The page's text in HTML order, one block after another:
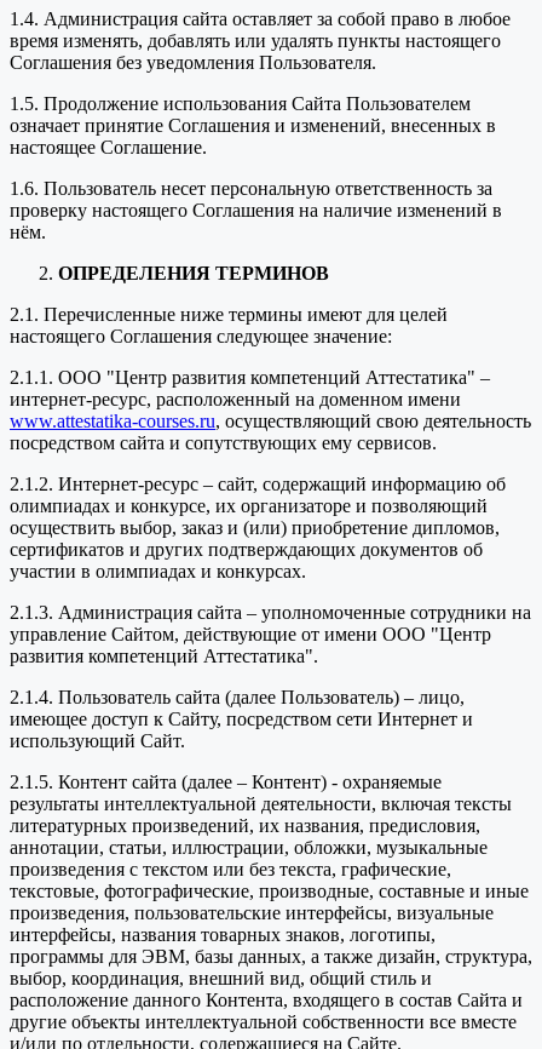
1.4. Администрация сайта оставляет за собой право в любое
время изменять, добавлять или удалять пункты настоящего
Соглашения без уведомления Пользователя.
1.5. Продолжение использования Сайта Пользователем
означает принятие Соглашения и изменений, внесенных в
настоящее Соглашение.
1.6. Пользователь несет персональную ответственность за
проверку настоящего Соглашения на наличие изменений в
нём.
ОПРЕДЕЛЕНИЯ ТЕРМИНОВ
2.1. Перечисленные ниже термины имеют для целей
настоящего Соглашения следующее значение:
2.1.1. ООО "Центр развития компетенций Аттестатика" –
интернет-ресурс, расположенный на доменном имени
www.attestatika-courses.ru, осуществляющий свою деятельность
посредством сайта и сопутствующих ему сервисов.
2.1.2. Интернет-ресурс – сайт, содержащий информацию об
олимпиадах и конкурсе, их организаторе и позволяющий
осуществить выбор, заказ и (или) приобретение дипломов,
сертификатов и других подтверждающих документов об
участии в олимпиадах и конкурсах.
2.1.3. Администрация сайта – уполномоченные сотрудники на
управление Сайтом, действующие от имени ООО "Центр
развития компетенций Аттестатика".
2.1.4. Пользователь сайта (далее Пользователь) – лицо,
имеющее доступ к Сайту, посредством сети Интернет и
использующий Сайт.
2.1.5. Контент сайта (далее – Контент) - охраняемые
результаты интеллектуальной деятельности, включая тексты
литературных произведений, их названия, предисловия,
аннотации, статьи, иллюстрации, обложки, музыкальные
произведения с текстом или без текста, графические,
текстовые, фотографические, производные, составные и иные
произведения, пользовательские интерфейсы, визуальные
интерфейсы, названия товарных знаков, логотипы,
программы для ЭВМ, базы данных, а также дизайн, структура,
выбор, координация, внешний вид, общий стиль и
расположение данного Контента, входящего в состав Сайта и
другие объекты интеллектуальной собственности все вместе
и/или по отдельности, содержащиеся на Сайте.